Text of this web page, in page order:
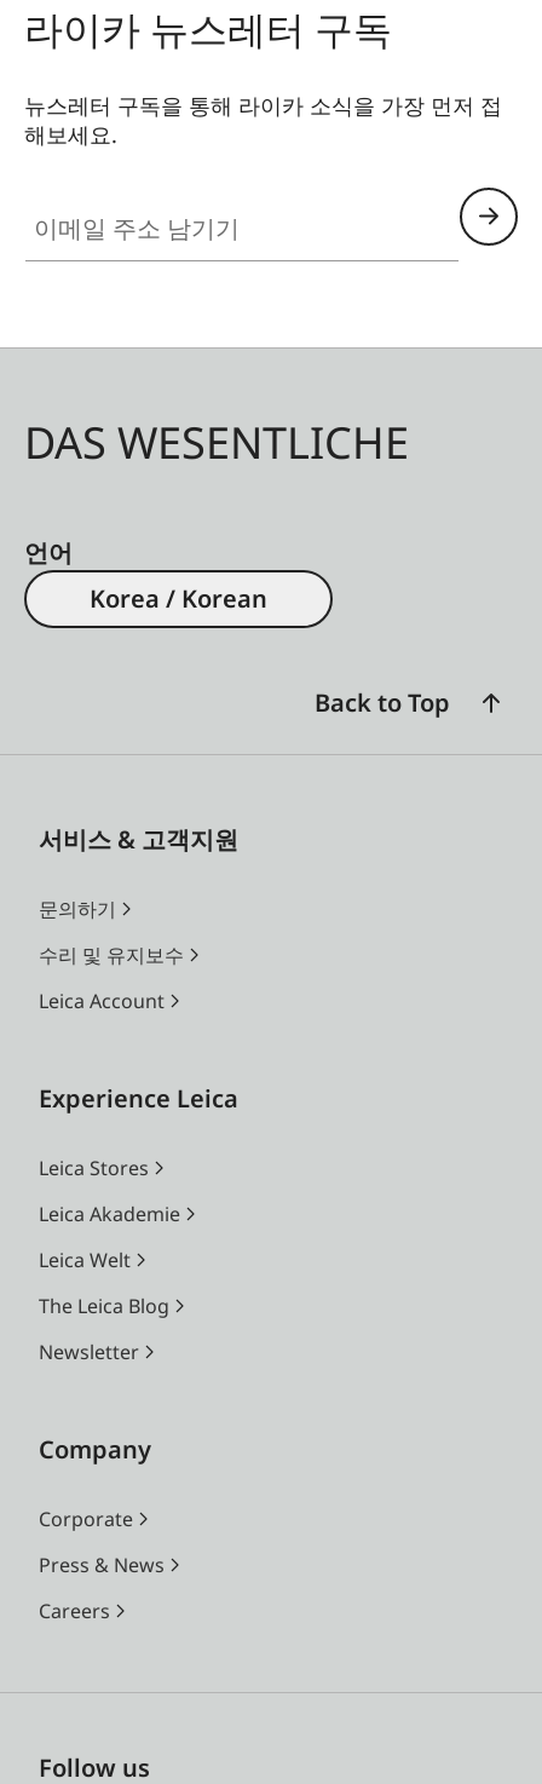
라이카 뉴스레터 구독
뉴스레터 구독을 통해 라이카 소식을 가장 먼저 접
해보세요.
DAS WESENTLICHE
언어
Korea / Korean
Back to Top
서비스 & 고객지원
문의하기
수리 및 유지보수
Leica Account
Experience Leica
Leica Stores
Leica Akademie
Leica Welt
The Leica Blog
Newsletter
Company
Corporate
Press & News
Careers
Follow us